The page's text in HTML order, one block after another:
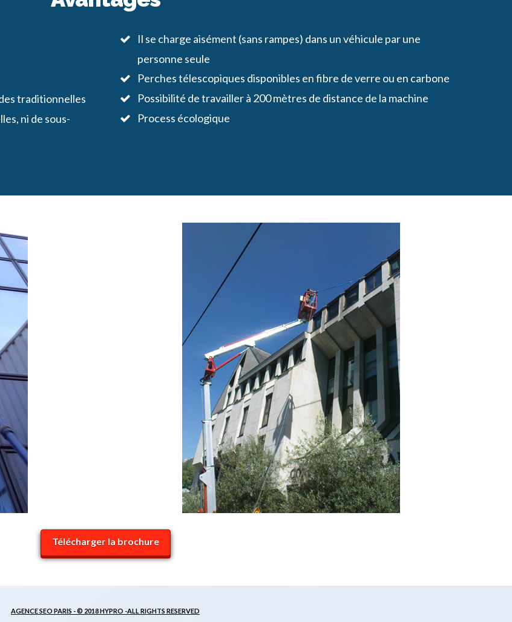
traditionnelles
ni de sous-
Il se charge aisément (sans rampes) dans un véhicule par une
personne seule
Perches télescopiques disponibles en fibre de verre ou en carbone
Possibilité de travailler à 200 mètres de distance de la machine
Process écologique
Télécharger la brochure
AGENCE SEO PARIS -© 2018 HYPRO -ALL RIGHTS RESERVED